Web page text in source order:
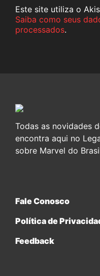
Este site utiliza o
Saiba como seus
processados.
Todas as novidades
encontra aqui no
sobre Marvel do
Fale Conosco
Política de
Feedback